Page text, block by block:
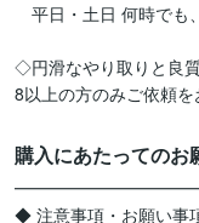
平日・土日 何時でも
◇円滑なやり取りと良
購入にあたってのお
◆ 注意事項・お願い事